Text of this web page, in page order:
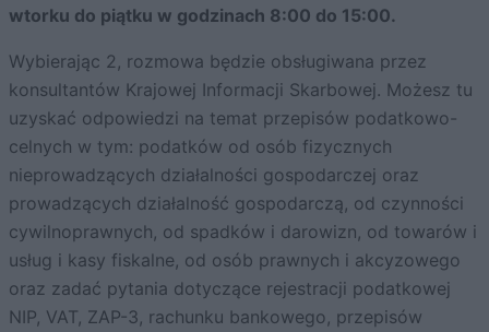
wtorku do piątku w godzinach 8:00 do 15:00.
Wybierając 2, rozmowa będzie obsługiwana przez
konsultantów Krajowej Informacji Skarbowej. Możesz tu
uzyskać odpowiedzi na temat przepisów podatkowo-
celnych w tym: podatków od osób fizycznych
nieprowadzących działalności gospodarczej oraz
prowadzących działalność gospodarczą, od czynności
cywilnoprawnych, od spadków i darowizn, od towarów i
usług i kasy fiskalne, od osób prawnych i akcyzowego
oraz zadać pytania dotyczące rejestracji podatkowej
NIP, VAT, ZAP-3, rachunku bankowego, przepisów